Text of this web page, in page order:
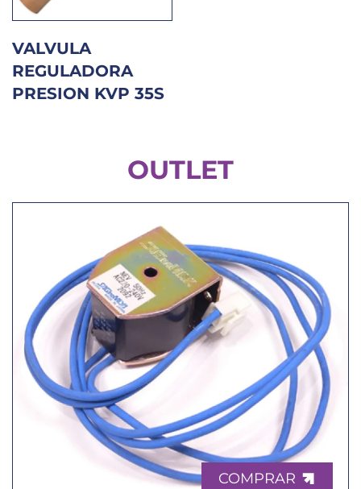
VALVULA
REGULADORA
PRESION KVP 35S
OUTLET
COMPRAR